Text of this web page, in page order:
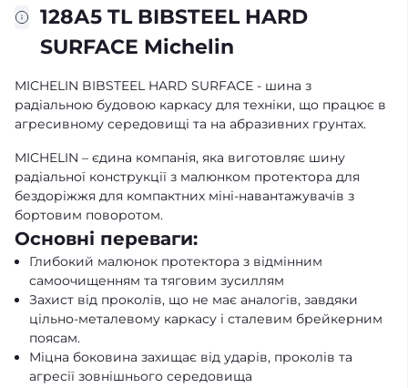
128А5 TL BIBSTEEL HARD
SURFACE Michelin
MICHELIN BIBSTEEL HARD SURFACE - шина з
радіальною будовою каркасу для техніки, що працює в
агресивному середовищі та на абразивних грунтах.
MICHELIN – єдина компанія, яка виготовляє шину
радіальної конструкції з малюнком протектора для
бездоріжжя для компактних міні-навантажувачів з
бортовим поворотом.
Основні переваги:
Глибокий малюнок протектора з відмінним
самоочищенням та тяговим зусиллям
Захист від проколів, що не має аналогів, завдяки
цільно-металевому каркасу і сталевим брейкерним
поясам.
Міцна боковина захищає від ударів, проколів та
агресії зовнішнього середовища